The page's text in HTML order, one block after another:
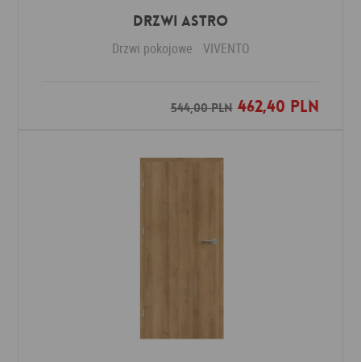
Drzwi ASTRO
Drzwi pokojowe VIVENTO
544,00 PLN462,40 PLN
Dodaj do ulubionych